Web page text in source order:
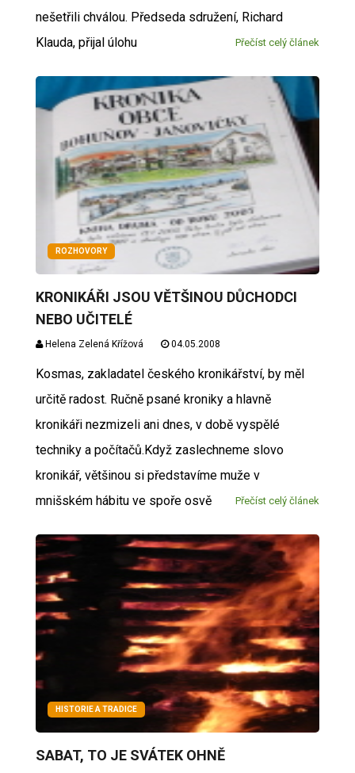
nešetřili chválou. Předseda sdružení, Richard
Klauda, přijal úlohu
Přečíst celý článek
ROZHOVORY
KRONIKÁŘI JSOU VĚTŠINOU DŮCHODCI
NEBO UČITELÉ
Helena Zelená Křížová 04.05.2008
Kosmas, zakladatel českého kronikářství, by měl
určitě radost. Ručně psané kroniky a hlavně
kronikáři nezmizeli ani dnes, v době vyspělé
techniky a počítačů.Když zaslechneme slovo
kronikář, většinou si představíme muže v
mnišském hábitu ve spoře osvě
Přečíst celý článek
HISTORIE A TRADICE
SABAT, TO JE SVÁTEK OHNĚ